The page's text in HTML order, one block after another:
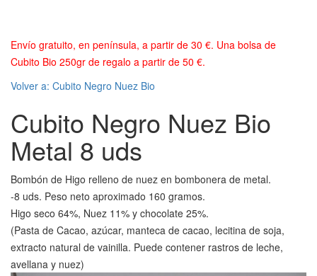
Envío gratuito, en península, a partir de 30 €. Una bolsa de
Cubito Bio 250gr de regalo a partir de 50 €.
Volver a: Cubito Negro Nuez Bio
Cubito Negro Nuez Bio
Metal 8 uds
Bombón de Higo relleno de nuez en bombonera de metal.
-8 uds. Peso neto aproximado 160 gramos.
Higo seco 64%, Nuez 11% y chocolate 25%.
(Pasta de Cacao, azúcar, manteca de cacao, lecitina de soja,
extracto natural de vainilla. Puede contener rastros de leche,
avellana y nuez)